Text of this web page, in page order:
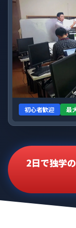
初心者歓迎 最
2日で独学